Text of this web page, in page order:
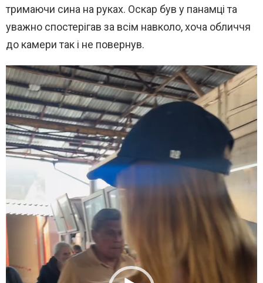
тримаючи сина на руках. Оскар був у панамці та
уважно спостерігав за всім навколо, хоча обличчя
до камери так і не повернув.
В
и
д
е
о
п
е
е
р